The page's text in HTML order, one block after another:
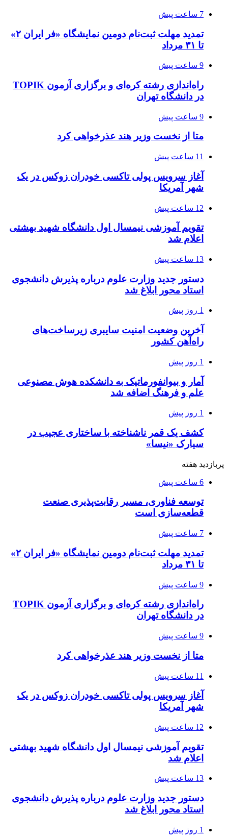
7 ساعت پیش
تمدید مهلت ثبت‌نام دومین نمایشگاه «فر ایران ۲»
تا ۳۱ مرداد
9 ساعت پیش
راه‌اندازی رشته کره‌ای و برگزاری آزمون TOPIK
در دانشگاه تهران
9 ساعت پیش
متا از نخست وزیر هند عذرخواهی کرد
11 ساعت پیش
آغاز سرویس پولی تاکسی خودران زوکس در یک
شهر آمریکا
12 ساعت پیش
تقویم آموزشی نیمسال اول دانشگاه شهید بهشتی
اعلام شد
13 ساعت پیش
دستور جدید وزارت علوم درباره پذیرش دانشجوی
استاد محور ابلاغ شد
1 روز پیش
آخرین وضعیت امنیت سایبری زیرساخت‌های
راه‌آهن کشور
1 روز پیش
آمار و بیوانفورماتیک به دانشکده هوش مصنوعی
علم و فرهنگ اضافه شد
1 روز پیش
کشف یک قمر ناشناخته با ساختاری عجیب در
سیارک «نیسا»
پربازدید هفته
6 ساعت پیش
توسعه فناوری، مسیر رقابت‌پذیری صنعت
قطعه‌سازی است
7 ساعت پیش
تمدید مهلت ثبت‌نام دومین نمایشگاه «فر ایران ۲»
تا ۳۱ مرداد
9 ساعت پیش
راه‌اندازی رشته کره‌ای و برگزاری آزمون TOPIK
در دانشگاه تهران
9 ساعت پیش
متا از نخست وزیر هند عذرخواهی کرد
11 ساعت پیش
آغاز سرویس پولی تاکسی خودران زوکس در یک
شهر آمریکا
12 ساعت پیش
تقویم آموزشی نیمسال اول دانشگاه شهید بهشتی
اعلام شد
13 ساعت پیش
دستور جدید وزارت علوم درباره پذیرش دانشجوی
استاد محور ابلاغ شد
1 روز پیش